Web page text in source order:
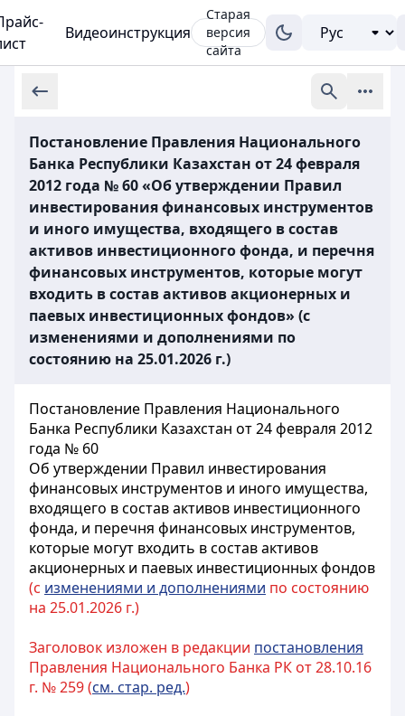
Видеоинструкция
Старая
версия
сайта
Постановление Правления Национального
Банка Республики Казахстан от 24 февраля
2012 года № 60 «Об утверждении Правил
инвестирования финансовых инструментов
и иного имущества, входящего в состав
активов инвестиционного фонда, и перечня
финансовых инструментов, которые могут
входить в состав активов акционерных и
паевых инвестиционных фондов» (с
изменениями и дополнениями по
состоянию на 25.01.2026 г.)
Постановление Правления Национального
Банка Республики Казахстан от 24 февраля 2012
года № 60
Об утверждении Правил инвестирования
финансовых инструментов и иного имущества,
входящего в состав активов инвестиционного
фонда, и перечня финансовых инструментов,
которые могут входить в состав активов
акционерных и паевых инвестиционных фондов
(с изменениями и дополнениями по состоянию
на 25.01.2026 г.)
Заголовок изложен в редакции постановления
Правления Национального Банка РК от 28.10.16
г. № 259 (см. стар. ред.)